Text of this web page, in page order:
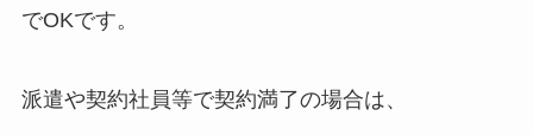
でOKです。
派遣や契約社員等で契約満了の場合は、